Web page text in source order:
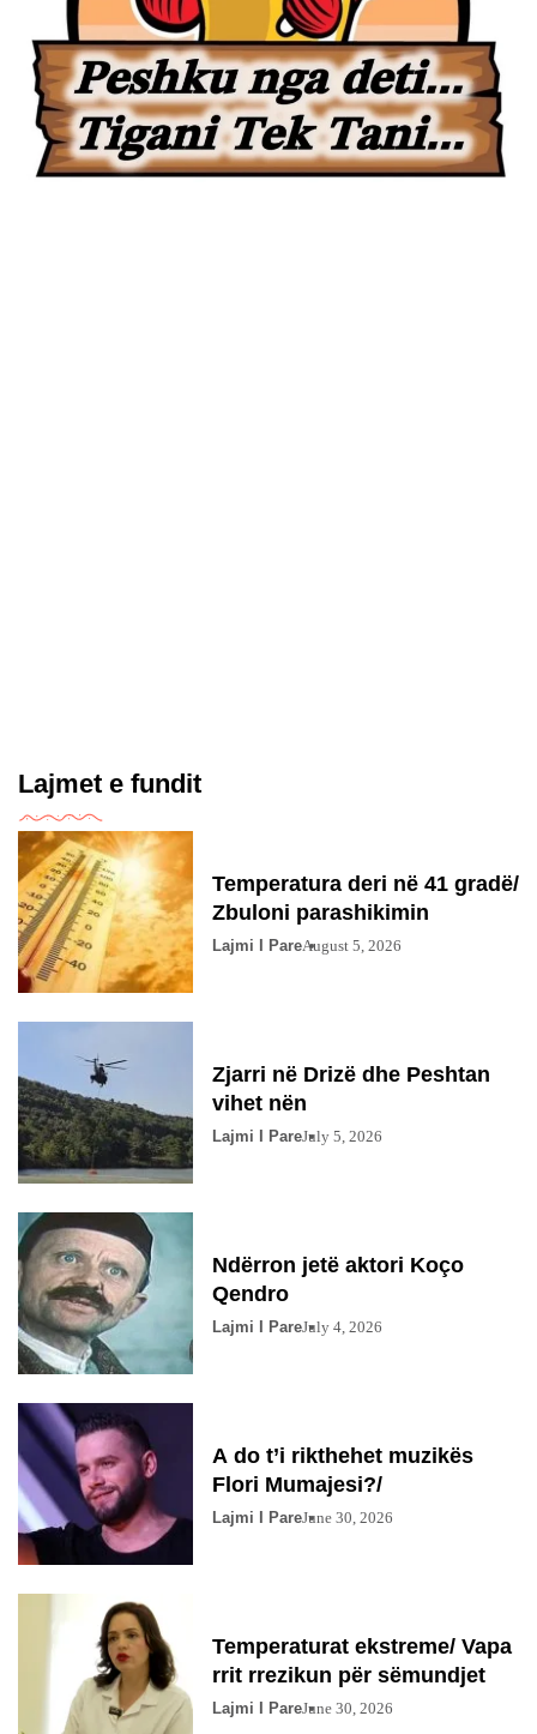
Lajmet e fundit
Temperatura deri në 41 gradë/
Zbuloni parashikimin
Lajmi I PareAugust 5, 2026
Zjarri në Drizë dhe Peshtan
vihet nën
Lajmi I PareJuly 5, 2026
Ndërron jetë aktori Koço
Qendro
Lajmi I PareJuly 4, 2026
A do t’i rikthehet muzikës
Flori Mumajesi?/
Lajmi I PareJune 30, 2026
Temperaturat ekstreme/ Vapa
rrit rrezikun për sëmundjet
Lajmi I PareJune 30, 2026